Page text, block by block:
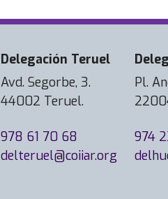
Delegación Teruel
Avd. Segorbe, 3.
44002 Teruel.
978 61 70 68
delteruel@coiiar.org
Pl.
974